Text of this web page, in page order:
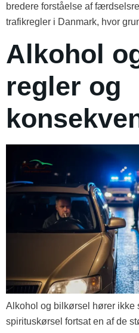
bredere forståelse af
trafikregler i Danmark, hvor
Alkohol
regler og
Alkohol og bilkørsel hører ikke
spirituskørsel fortsat en af de